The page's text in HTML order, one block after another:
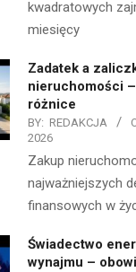
kwadratowych
miesięcy
Zadatek a
nieruchomości
różnice
BY: REDAKCJA
2026
Zakup
najważniejszych
finansowych w
Świadectwo
wynajmu –